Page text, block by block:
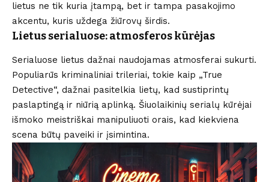
lietus ne tik kuria įtampą, bet ir tampa pasakojimo
akcentu, kuris uždega žiūrovų širdis.
Lietus serialuose: atmosferos kūrėjas
Serialuose lietus dažnai naudojamas atmosferai sukurti.
Populiarūs kriminaliniai trileriai, tokie kaip „True
Detective“, dažnai pasitelkia lietų, kad sustiprintų
paslaptingą ir niūrią aplinką. Šiuolaikinių serialų kūrėjai
išmoko meistriškai manipuliuoti orais, kad kiekviena
scena būtų paveiki ir įsimintina.